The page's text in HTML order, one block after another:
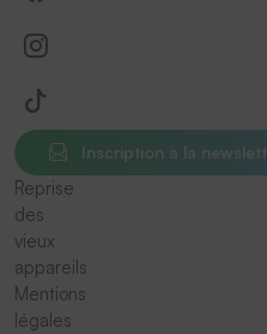
Inscription à la
Reprise
des
vieux
appareils
Mentions
légales